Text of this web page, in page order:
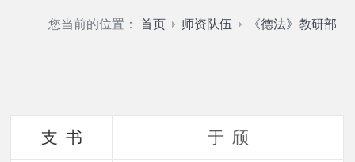
您当前的位置： 首页 师资队伍 《德法》教研部
支 书 于 颀